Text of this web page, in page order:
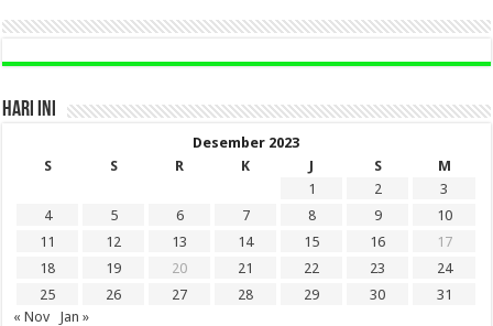
HARI INI
Desember 2023
S
S R K J S
M
1
2
3
4
5 6 7 8 9
10
11
12 13 14 15 16
17
18
19 20 21 22 23
24
25
26 27 28 29 30
31
« Nov
Jan »